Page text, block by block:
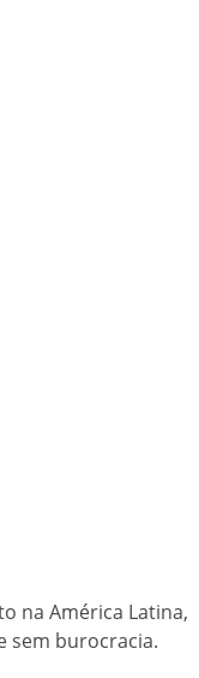
na América Latina,
sem burocracia.